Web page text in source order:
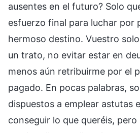
ausentes en el futuro? Solo
esfuerzo final para luchar por
hermoso destino. Vuestro
un trato, no evitar estar en
menos aún retribuirme por el
pagado. En pocas palabras,
dispuestos a emplear astutas
conseguir lo que queréis,